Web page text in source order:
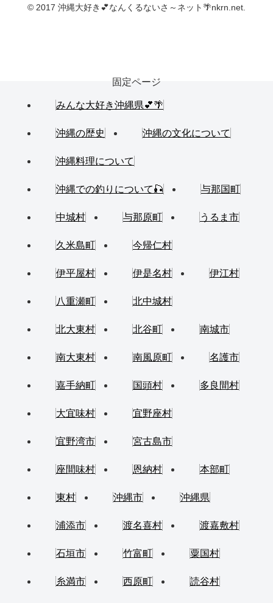
© 2017 沖縄大好き💕なんくるないさ～ネット🌴nkrn.net.
固定ページ
みんな大好き沖縄県💕🌴
沖縄の歴史 沖縄の文化について
沖縄料理について
沖縄での釣りについて🎣 与那国町
中城村 与那原町 うるま市
久米島町 今帰仁村
伊平屋村 伊是名村 伊江村
八重瀬町 北中城村
北大東村 北谷町 南城市
南大東村 南風原町 名護市
嘉手納町 国頭村 多良間村
大宜味村 宜野座村
宜野湾市 宮古島市
座間味村 恩納村 本部町
東村 沖縄市 沖縄県
浦添市 渡名喜村 渡嘉敷村
石垣市 竹富町 粟国村
糸満市 西原町 読谷村